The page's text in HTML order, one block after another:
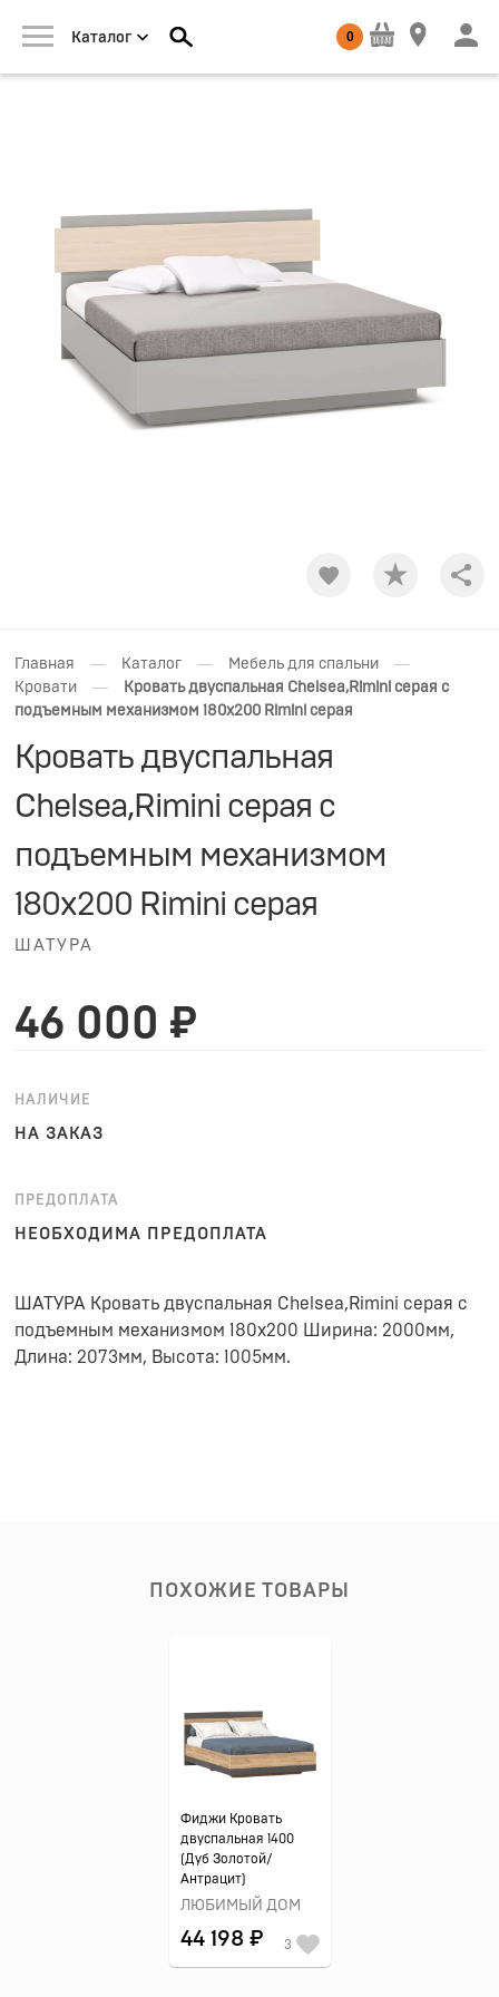
Каталог 0
Главная — Каталог — Мебель для спальни —
Кровати —
Кровать двуспальная Chelsea,Rimini серая с
подъемным механизмом 180х200 Rimini серая
Кровать двуспальная
Chelsea,Rimini серая с
подъемным механизмом
180х200 Rimini серая
ШАТУРА
46 000 ₽
НАЛИЧИЕ
НА ЗАКАЗ
ПРЕДОПЛАТА
НЕОБХОДИМА ПРЕДОПЛАТА
ШАТУРА Кровать двуспальная Chelsea,Rimini серая с
подъемным механизмом 180х200 Ширина: 2000мм,
Длина: 2073мм, Высота: 1005мм.
ПОХОЖИЕ ТОВАРЫ
Фиджи Кровать
двуспальная 1400
(Дуб Золотой/
Антрацит)
ЛЮБИМЫЙ ДОМ
44 198 ₽ 3